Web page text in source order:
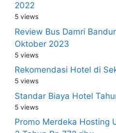
2022
5 views
Review Bus Damri
Oktober 2023
5 views
Rekomendasi Hotel di
5 views
Standar Biaya Hotel
5 views
Promo Merdeka Hosting